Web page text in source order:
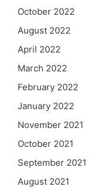
October 2022
August 2022
April 2022
March 2022
February 2022
January 2022
November 2021
October 2021
September 2021
August 2021